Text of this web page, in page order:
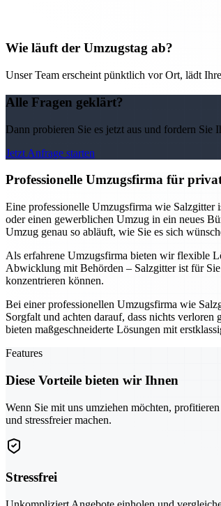
Wie läuft der Umzugstag ab?
Unser Team erscheint pünktlich vor Ort, lädt
Alle Fragen geklärt?
Dann probieren Sie es jetzt aus und fordern
Jetzt Anfrage starten
Professionelle Umzugsfirma für
Eine professionelle Umzugsfirma wie Salzgitter
oder einen gewerblichen Umzug in ein neues
Umzug genau so abläuft, wie Sie es sich
Als erfahrene Umzugsfirma bieten wir flexible
Abwicklung mit Behörden – Salzgitter ist für
konzentrieren können.
Bei einer professionellen Umzugsfirma wie
Sorgfalt und achten darauf, dass nichts
bieten maßgeschneiderte Lösungen mit
Features
Diese Vorteile bieten wir Ihnen
Wenn Sie mit uns umziehen möchten,
und stressfreier machen.
Stressfrei